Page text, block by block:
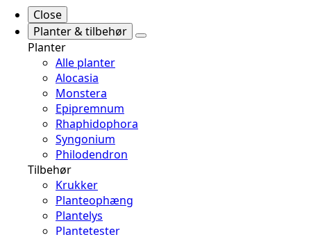
Close
Planter & tilbehør
Planter
Alle planter
Alocasia
Monstera
Epipremnum
Rhaphidophora
Syngonium
Philodendron
Tilbehør
Krukker
Planteophæng
Plantelys
Plantetester